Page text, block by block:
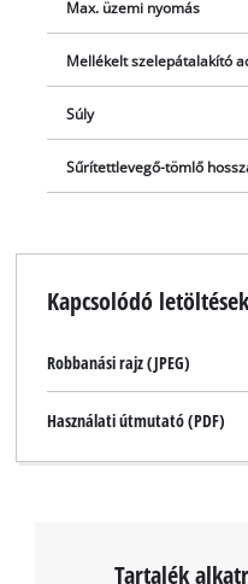
Max. üzemi nyomás
Mellékelt szelepátalakító
Súly
Sűrítettlevegő-tömlő
Kapcsolódó letöltések
Robbanási rajz (JPEG)
Használati útmutató (PDF)
Tartalék